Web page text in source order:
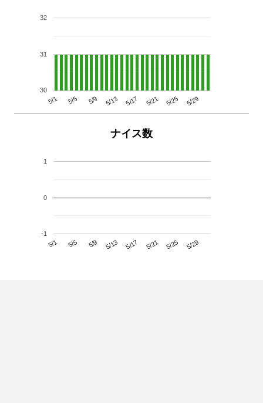
5/1 5/5 5/9 5/13 5/17 5/21 5/25 5/29
30
31
32
ナイス数
5/1 5/5 5/9 5/13 5/17 5/21 5/25 5/29
-1
0
1